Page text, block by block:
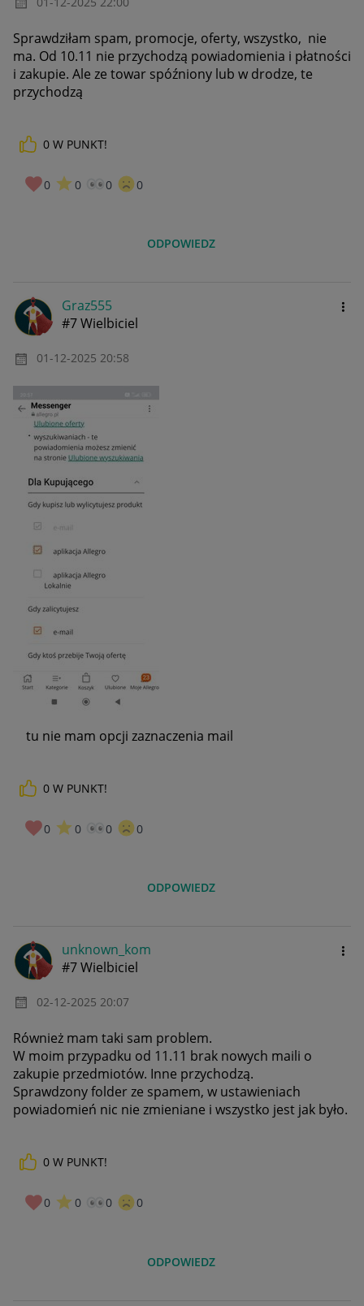
Sprawdziłam spam, promocje, oferty, wszystko, nie
ma. Od 10.11 nie przychodzą powiadomienia i płatności
i zakupie. Ale ze towar spóźniony lub w drodze, te
przychodzą
0 W PUNKT!
0 0 0 0
ODPOWIEDZ
Graz555
#7 Wielbiciel
‎01-12-2025 20:58
tu nie mam opcji zaznaczenia mail
0 W PUNKT!
0 0 0 0
ODPOWIEDZ
unknown_kom
#7 Wielbiciel
‎02-12-2025 20:07
Również mam taki sam problem.
W moim przypadku od 11.11 brak nowych maili o
zakupie przedmiotów. Inne przychodzą.
Sprawdzony folder ze spamem, w ustawieniach
powiadomień nic nie zmieniane i wszystko jest jak było.
0 W PUNKT!
0 0 0 0
ODPOWIEDZ